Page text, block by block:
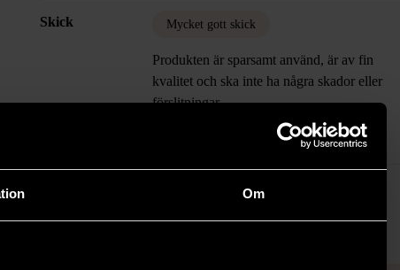
Om
Skick Mycket gott skick
Produkten är sparsamt använd, är av fin
kvalitet och ska inte ha några skador eller
förslitningar.
Läs mer om hur vi bedömer